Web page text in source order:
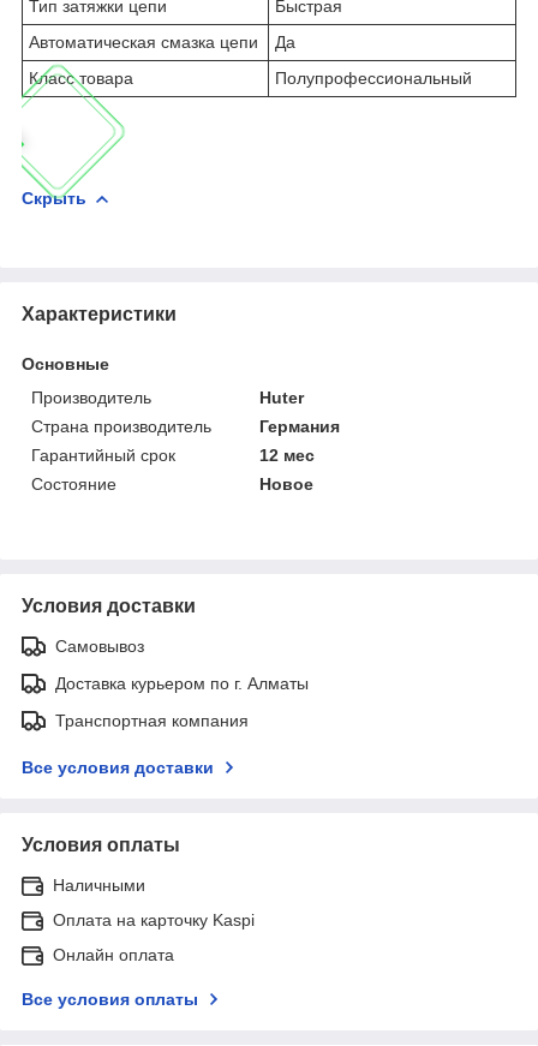
Тип затяжки цепи
Быстрая
Автоматическая смазка цепи
Да
Класс товара
Полупрофессиональный
Скрыть
Характеристики
Основные
Производитель
Huter
Страна производитель
Германия
Гарантийный срок
12 мес
Состояние
Новое
Условия доставки
Самовывоз
Доставка курьером по г. Алматы
Транспортная компания
Все условия доставки
Условия оплаты
Наличными
Оплата на карточку Kaspi
Онлайн оплата
Все условия оплаты